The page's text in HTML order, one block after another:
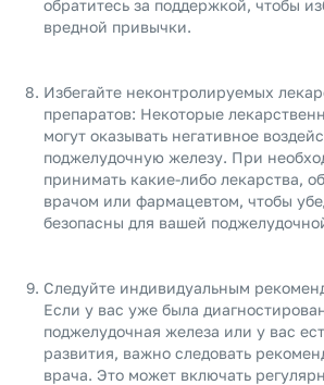
обратитесь за поддержкой, чтобы
вредной привычки.
Избегайте неконтролируемых
препаратов: Некоторые
могут оказывать негативное
поджелудочную железу. При
принимать какие-либо лекарства,
врачом или фармацевтом, чтобы
безопасны для вашей
Следуйте индивидуальным
Если у вас уже была
поджелудочная железа или у вас
развития, важно следовать
врача. Это может включать